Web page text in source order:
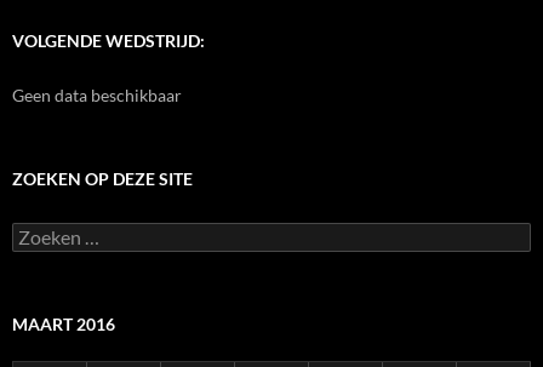
VOLGENDE WEDSTRIJD:
Geen data beschikbaar
ZOEKEN OP DEZE SITE
Zoeken
naar:
MAART 2016